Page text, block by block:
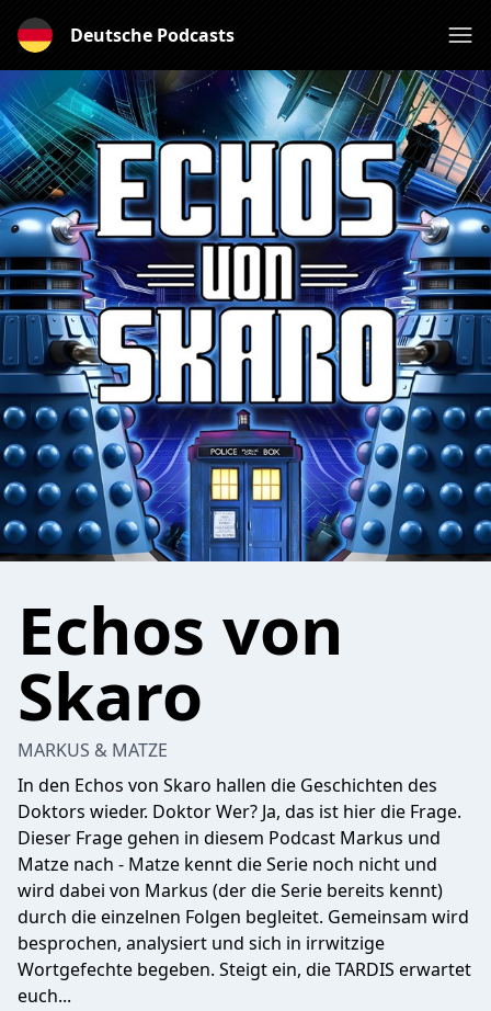
Deutsche Podcasts
Echos von
Skaro
MARKUS & MATZE
In den Echos von Skaro hallen die Geschichten des
Doktors wieder. Doktor Wer? Ja, das ist hier die Frage.
Dieser Frage gehen in diesem Podcast Markus und
Matze nach - Matze kennt die Serie noch nicht und
wird dabei von Markus (der die Serie bereits kennt)
durch die einzelnen Folgen begleitet. Gemeinsam wird
besprochen, analysiert und sich in irrwitzige
Wortgefechte begeben. Steigt ein, die TARDIS erwartet
euch...